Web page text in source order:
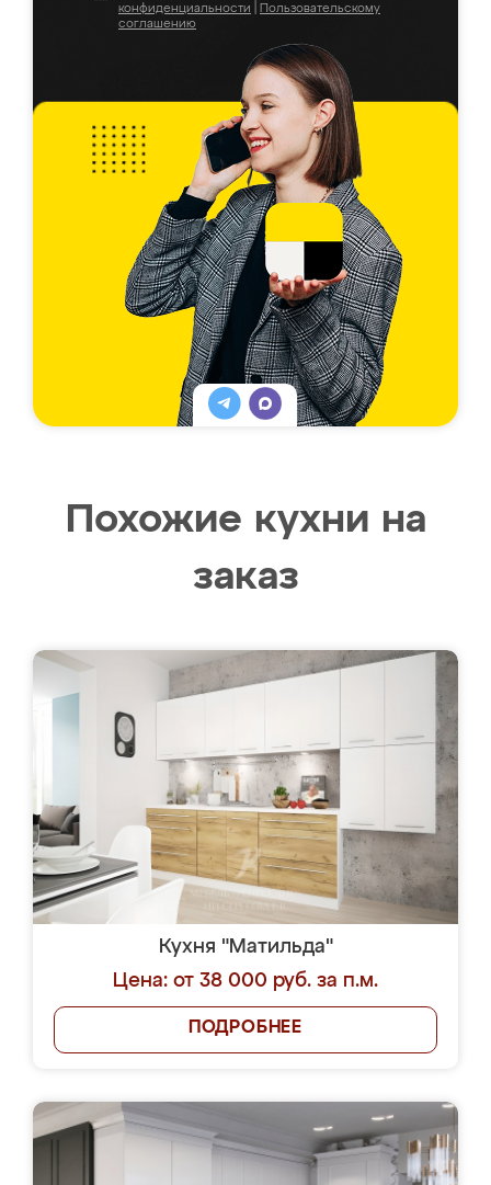
конфиденциальности
Пользовательскому
соглашению
Похожие кухни на
заказ
Кухня "Матильда"
Цена: от 38 000 руб. за п.м.
ПОДРОБНЕЕ